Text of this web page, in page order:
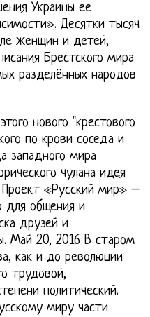
Украины ее
Десятки тысяч
женщин и детей,
Брестского мира
разделённых народов
нового "крестового
по крови соседа и
западного мира
чулана идея
Проект «Русский мир» –
для общения и
друзей и
Май 20, 2016 В старом
как и до революции
трудовой,
политический.
миру части